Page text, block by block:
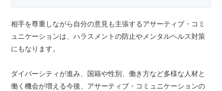
相手を尊重しながら自分の意見も主張するアサーティブ・コミ
ュニケーションは、ハラスメントの防止やメンタルヘルス対策
にもなります。
ダイバーシティが進み、国籍や性別、働き方など多様な人材と
働く機会が増える今後、アサーティブ・コミュニケーションの